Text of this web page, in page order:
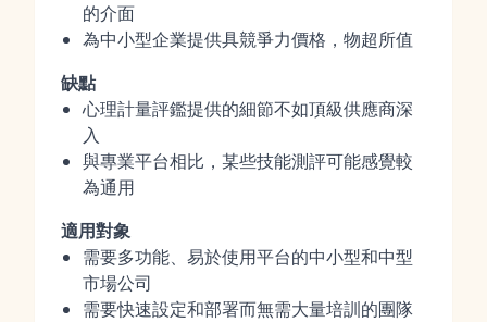
的介面
為中小型企業提供具競爭力價格，物超所值
缺點
心理計量評鑑提供的細節不如頂級供應商深
入
與專業平台相比，某些技能測評可能感覺較
為通用
適用對象
需要多功能、易於使用平台的中小型和中型
市場公司
需要快速設定和部署而無需大量培訓的團隊